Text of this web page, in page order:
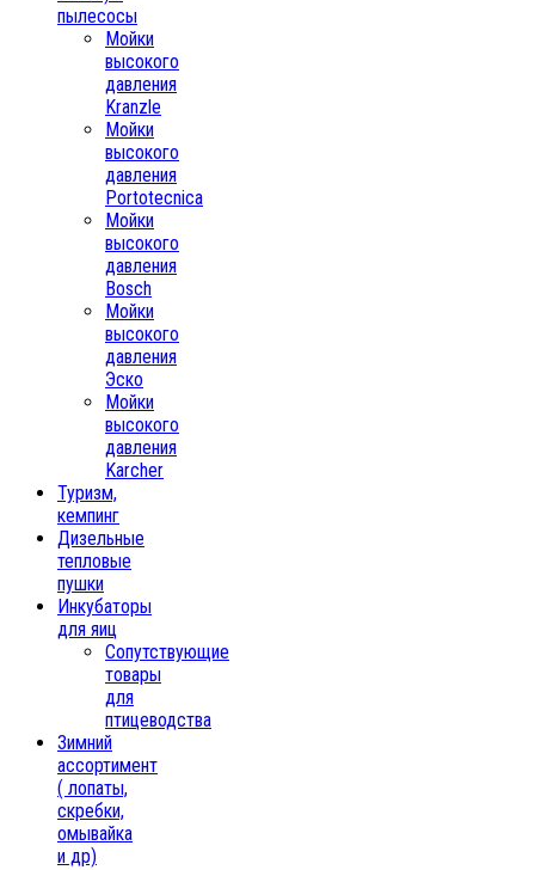
пылесосы
Мойки
высокого
давления
Kranzle
Мойки
высокого
давления
Portotecnica
Мойки
высокого
давления
Bosch
Мойки
высокого
давления
Эско
Мойки
высокого
давления
Karcher
Туризм,
кемпинг
Дизельные
тепловые
пушки
Инкубаторы
для яиц
Сопутствующие
товары
для
птицеводства
Зимний
ассортимент
( лопаты,
скребки,
омывайка
и др)